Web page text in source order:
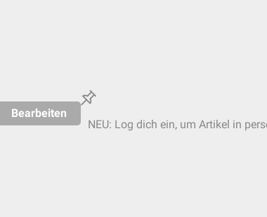
Bearbeiten
NEU: Log dich ein, um Artikel in